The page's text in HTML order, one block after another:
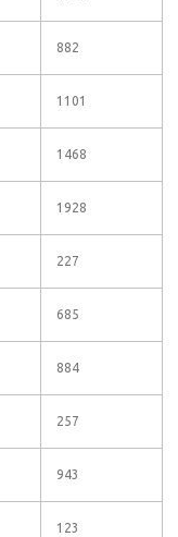
882
1101
1468
1928
227
685
884
257
943
123